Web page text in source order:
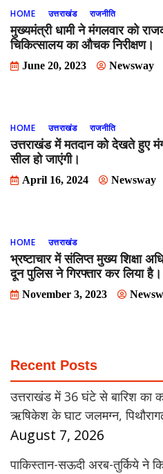
HOME उत्तराखंड राजनीति
मुख्यमंत्री धामी ने मंगलवार को
चिकित्सालय का औचक निरीक्षण।
June 20, 2023 Newsway
HOME उत्तराखंड राजनीति
उत्तराखंड में मतदान को देखते हुए
सील हो जाएंगी।
April 16, 2024 Newsway
HOME उत्तराखंड
भ्रष्टाचार में संलिप्त मुख्य शिक्षा
दून पुलिस ने गिरफ्तार कर लिया है।
November 3, 2023
Recent Posts
उत्तराखंड में 36 घंटे से बारिश का
ऋषिकेश के घाट जलमग्न,
August 7, 2026
पाकिस्तान-सऊदी अरब-तुर्किये ने